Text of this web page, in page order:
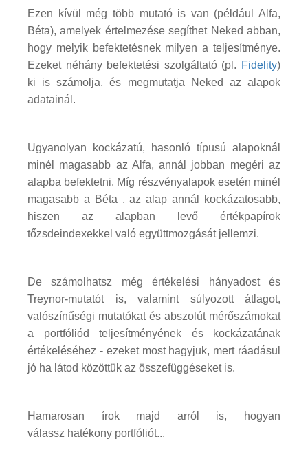
Ezen kívül még több mutató is van (például Alfa,
Béta), amelyek értelmezése segíthet Neked abban,
hogy melyik befektetésnek milyen a teljesítménye.
Ezeket néhány befektetési szolgáltató (pl. Fidelity)
ki is számolja, és megmutatja Neked az alapok
adatainál.
Ugyanolyan kockázatú, hasonló típusú alapoknál
minél magasabb az Alfa, annál jobban megéri az
alapba befektetni. Míg részvényalapok esetén minél
magasabb a Béta , az alap annál kockázatosabb,
hiszen az alapban levő értékpapírok
tőzsdeindexekkel való együttmozgását jellemzi.
De számolhatsz még értékelési hányadost és
Treynor-mutatót is, valamint súlyozott átlagot,
valószínűségi mutatókat és abszolút mérőszámokat
a portfóliód teljesítményének és kockázatának
értékeléséhez - ezeket most hagyjuk, mert ráadásul
jó ha látod közöttük az összefüggéseket is.
Hamarosan írok majd arról is, hogyan
válassz hatékony portfóliót...